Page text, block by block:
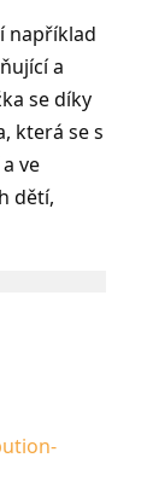
například
a
se díky
která se s
ve
dětí,